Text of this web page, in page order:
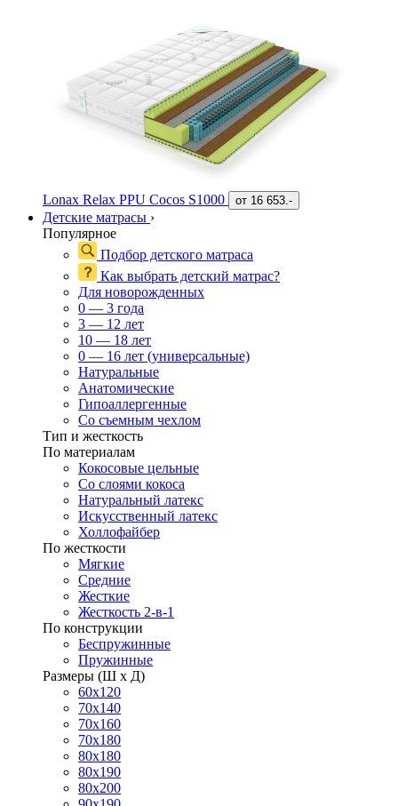
Lonax Relax PPU Cocos S1000 от 16 653.-
Детские матрасы ›
Популярное
Подбор детского матраса
Как выбрать детский матрас?
Для новорожденных
0 — 3 года
3 — 12 лет
10 — 18 лет
0 — 16 лет (универсальные)
Натуральные
Анатомические
Гипоаллергенные
Со съемным чехлом
Тип и жесткость
По материалам
Кокосовые цельные
Со слоями кокоса
Натуральный латекс
Искусственный латекс
Холлофайбер
По жесткости
Мягкие
Средние
Жесткие
Жесткость 2-в-1
По конструкции
Беспружинные
Пружинные
Размеры (Ш х Д)
60х120
70х140
70х160
70х180
80х180
80х190
80х200